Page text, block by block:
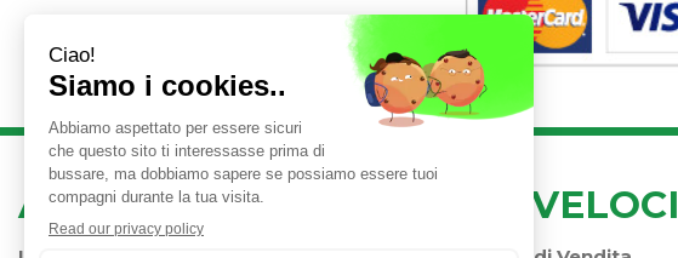
AREA UTENTE LINK VELOCI